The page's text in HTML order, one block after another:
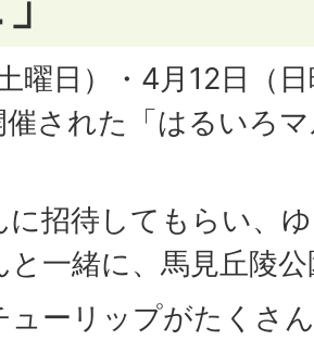
曜日）・4月12日（
催された「はるいろ
に招待してもらい、
と一緒に、馬見丘陵
ューリップがたくさ